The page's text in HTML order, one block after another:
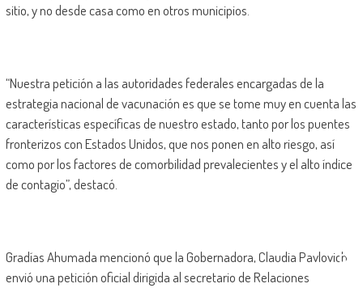
sitio, y no desde casa como en otros municipios.
“Nuestra petición a las autoridades federales encargadas de la
estrategia nacional de vacunación es que se tome muy en cuenta las
características específicas de nuestro estado, tanto por los puentes
fronterizos con Estados Unidos, que nos ponen en alto riesgo, así
como por los factores de comorbilidad prevalecientes y el alto índice
de contagio”, destacó.
Gradías Ahumada mencionó que la Gobernadora, Claudia Pavlovich
envió una petición oficial dirigida al secretario de Relaciones